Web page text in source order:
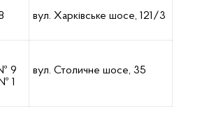
вул. Харківське шосе, 121/3
9
1
вул. Столичне шосе, 35